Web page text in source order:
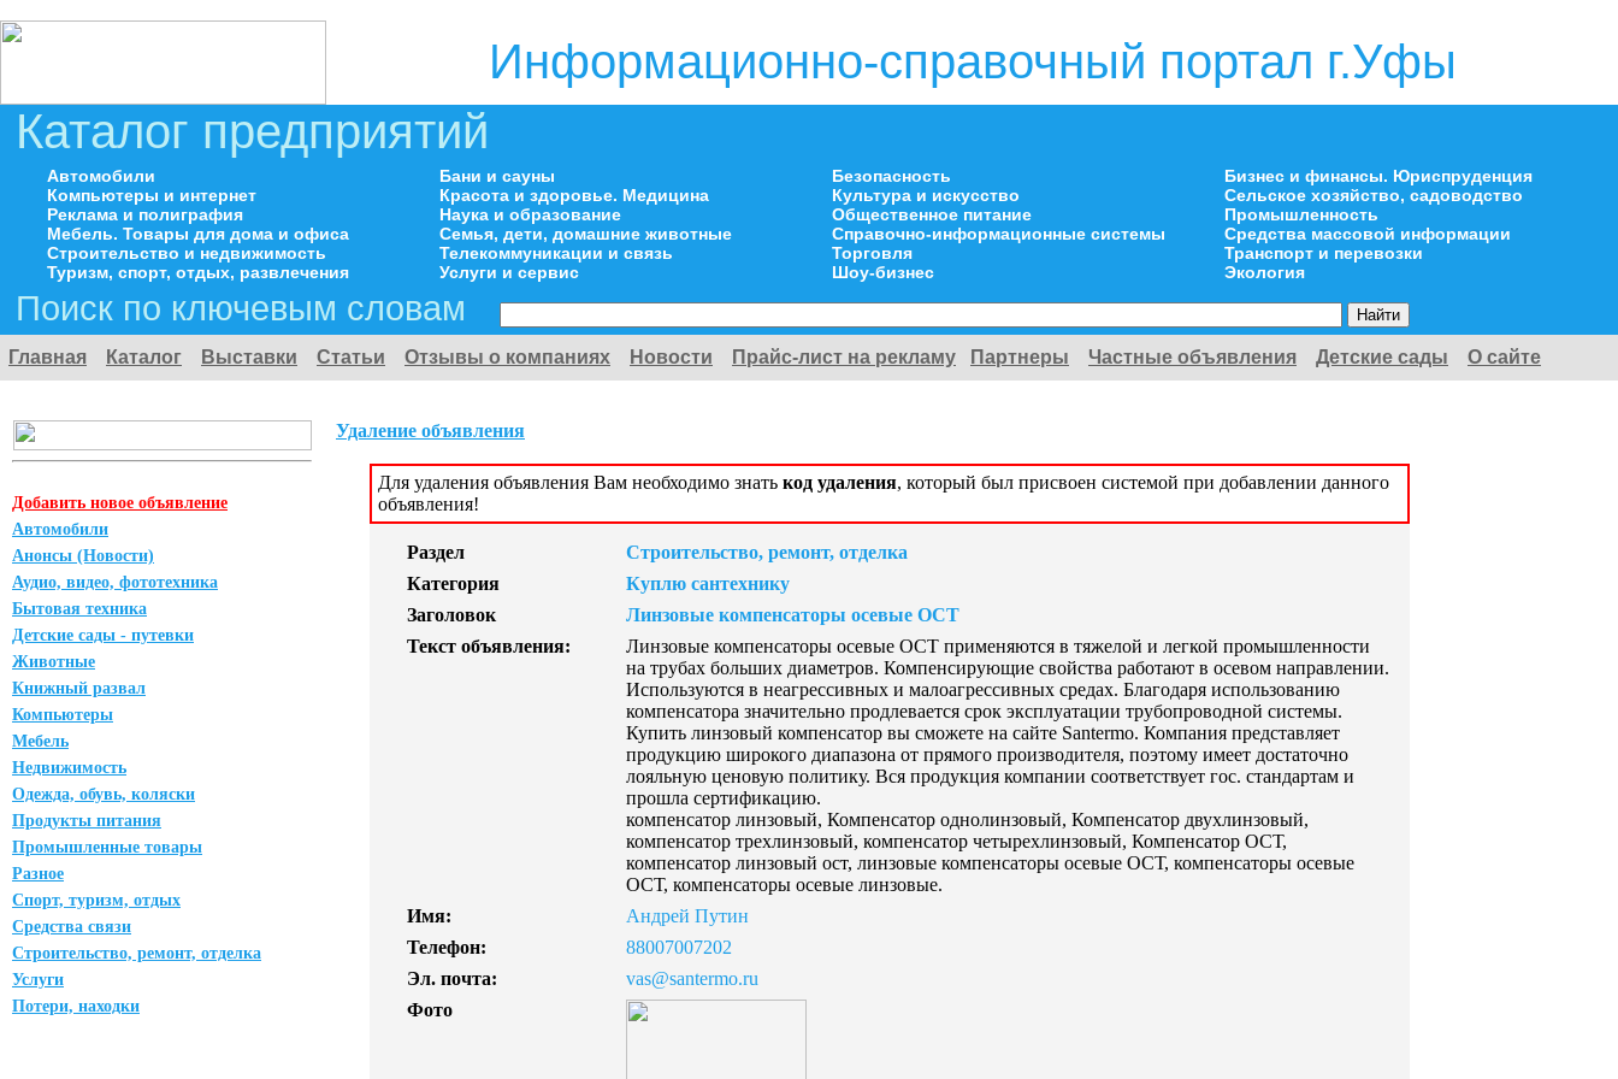
Информационно-справочный портал г.Уфы
Каталог предприятий
Автомобили
Компьютеры и интернет
Реклама и полиграфия
Мебель. Товары для дома и офиса
Строительство и недвижимость
Туризм, спорт, отдых, развлечения
Бани и сауны
Красота и здоровье. Медицина
Наука и образование
Семья, дети, домашние животные
Телекоммуникации и связь
Услуги и сервис
Безопасность
Культура и искусство
Общественное питание
Справочно-информационные системы
Торговля
Шоу-бизнес
Бизнес и финансы. Юриспруденция
Сельское хозяйство, садоводство
Промышленность
Средства массовой информации
Транспорт и перевозки
Экология
Поиск по ключевым словам
Главная Каталог Выставки Статьи Отзывы о компаниях Новости Прайс-лист на рекламу Партнеры Частные объявления Детские сады О сайте
Добавить новое объявление
Автомобили
Анонсы (Новости)
Аудио, видео, фототехника
Бытовая техника
Детские сады - путевки
Животные
Книжный развал
Компьютеры
Мебель
Недвижимость
Одежда, обувь, коляски
Продукты питания
Промышленные товары
Разное
Спорт, туризм, отдых
Средства связи
Строительство, ремонт, отделка
Услуги
Потери, находки
Удаление объявления
Для удаления объявления Вам необходимо знать код удаления, который был присвоен системой при добавлении данного
объявления!
Раздел
Строительство, ремонт, отделка
Категория
Куплю сантехнику
Заголовок
Линзовые компенсаторы осевые ОСТ
Текст объявления:
Линзовые компенсаторы осевые ОСТ применяются в тяжелой и легкой промышленности
на трубах больших диаметров. Компенсирующие свойства работают в осевом направлении.
Используются в неагрессивных и малоагрессивных средах. Благодаря использованию
компенсатора значительно продлевается срок эксплуатации трубопроводной системы.
Купить линзовый компенсатор вы сможете на сайте Santermo. Компания представляет
продукцию широкого диапазона от прямого производителя, поэтому имеет достаточно
лояльную ценовую политику. Вся продукция компании соответствует гос. стандартам и
прошла сертификацию.
компенсатор линзовый, Компенсатор однолинзовый, Компенсатор двухлинзовый,
компенсатор трехлинзовый, компенсатор четырехлинзовый, Компенсатор ОСТ,
компенсатор линзовый ост, линзовые компенсаторы осевые ОСТ, компенсаторы осевые
ОСТ, компенсаторы осевые линзовые.
Имя:
Андрей Путин
Телефон:
88007007202
Эл. почта:
vas@santermo.ru
Фото